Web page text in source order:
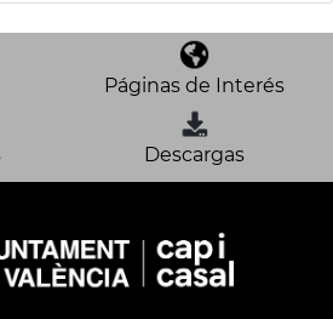
Páginas de Interés
Descargas